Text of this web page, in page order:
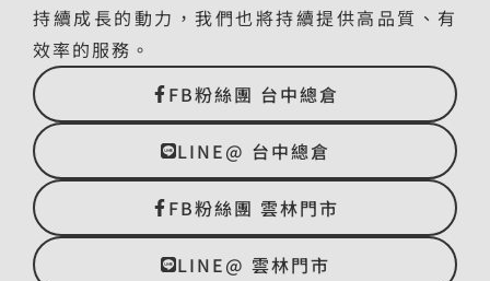
持續成長的動力，我們也將持續提供高品質、有
效率的服務。
FB粉絲團 台中總倉
LINE@ 台中總倉
FB粉絲團 雲林門市
LINE@ 雲林門市